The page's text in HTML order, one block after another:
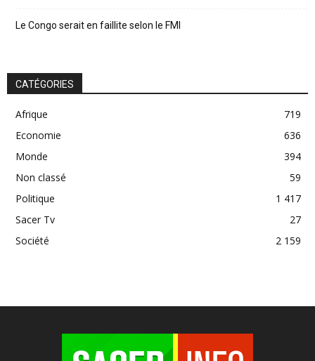
Le Congo serait en faillite selon le FMI
CATÉGORIES
Afrique
719
Economie
636
Monde
394
Non classé
59
Politique
1 417
Sacer Tv
27
Société
2 159